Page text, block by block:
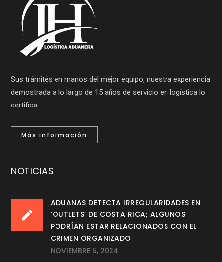
Sus trámites en manos del mejor equipo, nuestra experiencia
demostrada a lo largo de 15 años de servicio en logística lo
certifica.
Más información
NOTICIAS
ADUANAS DETECTA IRREGULARIDADES EN
‘OUTLETS’ DE COSTA RICA; ALGUNOS
PODRÍAN ESTAR RELACIONADOS CON EL
CRIMEN ORGANIZADO
NOVIEMBRE 5, 2024